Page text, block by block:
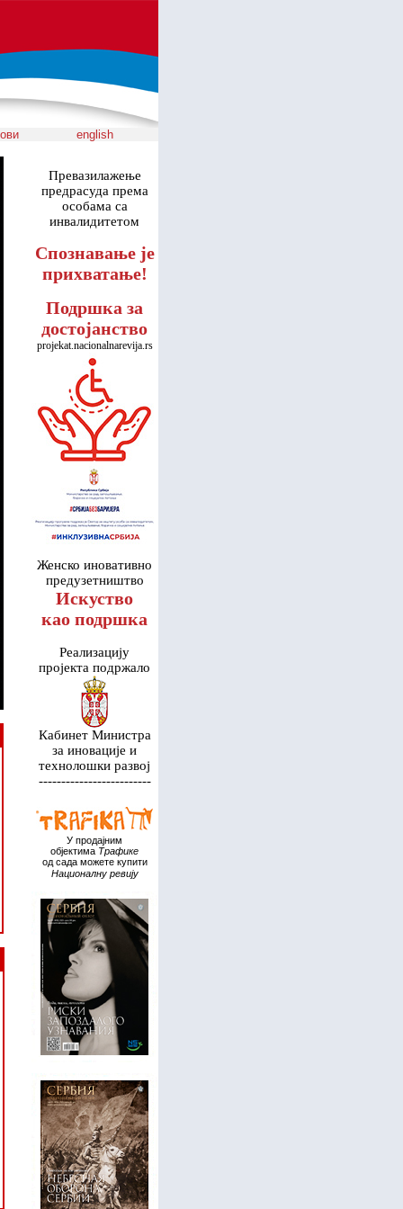
english
Превазилажење
предрасуда према
особама са
инвалидитетом
Спознавање је
прихватање!
Подршка за
достојанство
projekat.nacionalnarevija.rs
Женско иновативно
предузетништвo
Искуство
као подршка
Реализацију
пројекта подржало
Кабинет Министра
за иновације и
технолошки развој
-------------------------
У продајним
објектима Трафике
од сада можете купити
Националну ревију